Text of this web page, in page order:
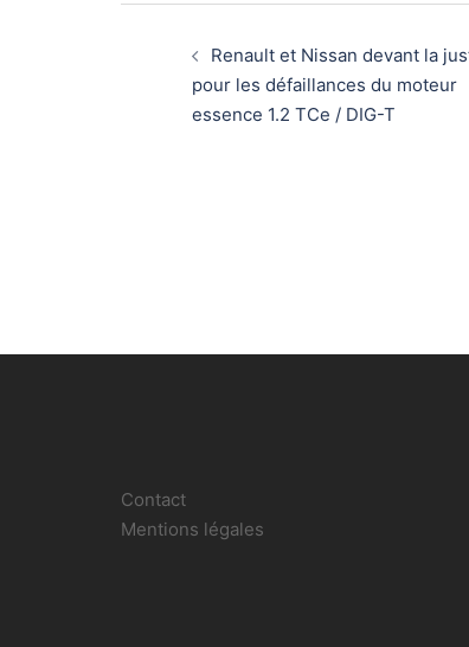
Navigation
d’article
Renault et Nissan devant la
pour les défaillances du moteur
essence 1.2 TCe / DIG-T
Contact
Mentions légales